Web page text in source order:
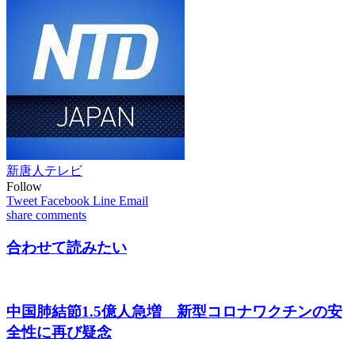
新唐人テレビ
Follow
Tweet Facebook Line Email
share comments
合わせて読みたい
中国肺結節1.5億人急増 新型コロナワクチンの安
全性に再び疑念